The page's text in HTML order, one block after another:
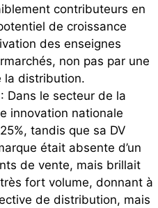
contributeurs en
de croissance
des enseignes
non pas par une
la distribution.
: Dans le secteur de la
innovation nationale
tandis que sa DV
était absente d’un
de vente, mais brillait
fort volume, donnant à
de distribution, mais